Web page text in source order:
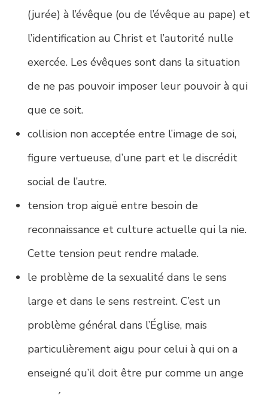
(jurée) à l’évêque (ou de l’évêque au pape) et
l’identification au Christ et l’autorité nulle
exercée. Les évêques sont dans la situation
de ne pas pouvoir imposer leur pouvoir à qui
que ce soit.
collision non acceptée entre l’image de soi,
figure vertueuse, d’une part et le discrédit
social de l’autre.
tension trop aiguë entre besoin de
reconnaissance et culture actuelle qui la nie.
Cette tension peut rendre malade.
le problème de la sexualité dans le sens
large et dans le sens restreint. C’est un
problème général dans l’Église, mais
particulièrement aigu pour celui à qui on a
enseigné qu’il doit être pur comme un ange